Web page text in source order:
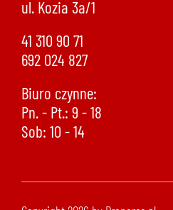
ul. Kozia 3a/1
41 310 90 71
692 024 827
Biuro czynne:
Pn. - Pt.: 9 - 18
Sob: 10 - 14